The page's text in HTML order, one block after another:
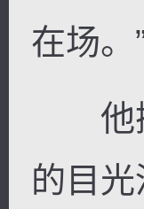
在场。
他挺
的目